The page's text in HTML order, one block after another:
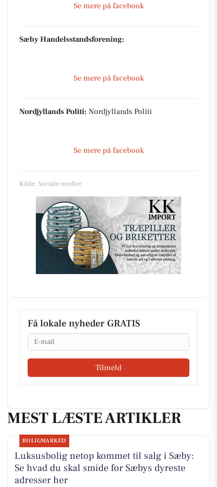
Se mere på facebook
Sæby Handelsstandsforening:
Se mere på facebook
Nordjyllands Politi: Nordjyllands Politi
Se mere på facebook
Kilde: Sociale medier
Få lokale nyheder GRATIS
Email
Tilmeld
MEST LÆSTE ARTIKLER
BOLIGMARKED
Luksusbolig netop kommet til salg i Sæby:
Se hvad du skal smide for Sæbys dyreste
adresser her